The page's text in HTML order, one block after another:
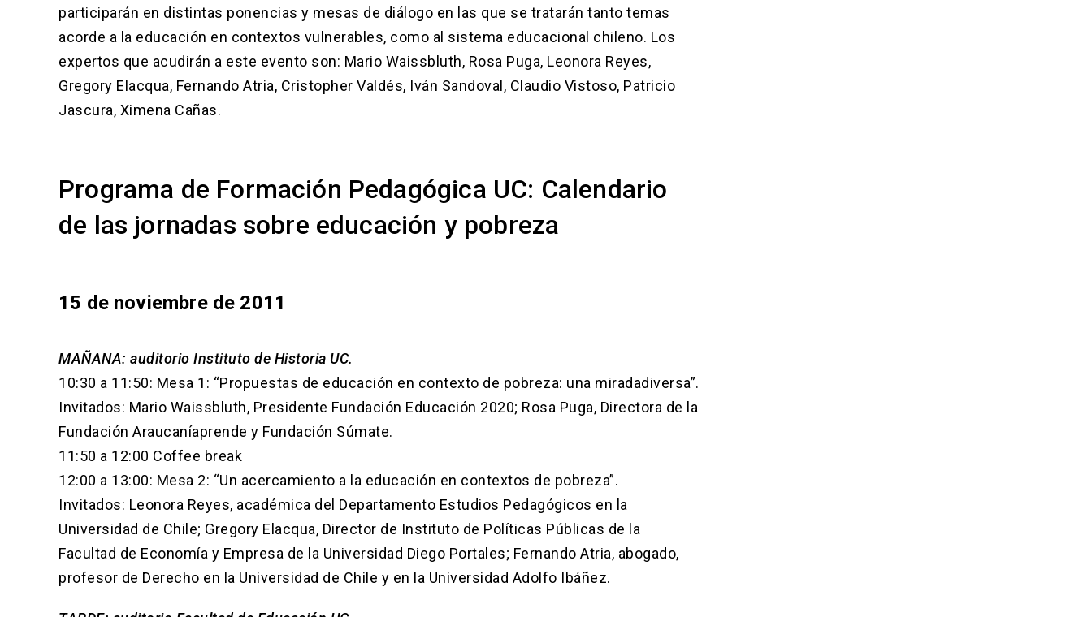
participarán en distintas ponencias y mesas de diálogo en las que se tratarán tanto temas
acorde a la educación en contextos vulnerables, como al sistema educacional chileno. Los
expertos que acudirán a este evento son: Mario Waissbluth, Rosa Puga, Leonora Reyes,
Gregory Elacqua, Fernando Atria, Cristopher Valdés, Iván Sandoval, Claudio Vistoso, Patricio
Jascura, Ximena Cañas.
Programa de Formación Pedagógica UC: Calendario
de las jornadas sobre educación y pobreza
15 de noviembre de 2011
MAÑANA: auditorio Instituto de Historia UC.
10:30 a 11:50: Mesa 1: “Propuestas de educación en contexto de pobreza: una miradadiversa”.
Invitados: Mario Waissbluth, Presidente Fundación Educación 2020; Rosa Puga, Directora de la
Fundación Araucaníaprende y Fundación Súmate.
11:50 a 12:00 Coffee break
12:00 a 13:00: Mesa 2: “Un acercamiento a la educación en contextos de pobreza”.
Invitados: Leonora Reyes, académica del Departamento Estudios Pedagógicos en la
Universidad de Chile; Gregory Elacqua, Director de Instituto de Políticas Públicas de la
Facultad de Economía y Empresa de la Universidad Diego Portales; Fernando Atria, abogado,
profesor de Derecho en la Universidad de Chile y en la Universidad Adolfo Ibáñez.